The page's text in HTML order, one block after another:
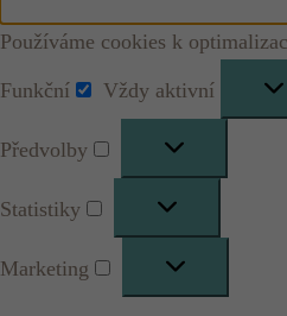
Používáme cookies k
Funkční
Funkční
Vždy aktivní
Předvolby
Statistiky
Marketing